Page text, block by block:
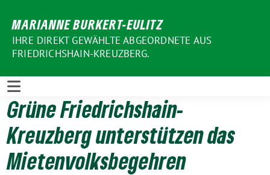
zum
Inhalt
MARIANNE BURKERT-EULITZ
IHRE DIREKT GEWÄHLTE ABGEORDNETE AUS
FRIEDRICHSHAIN-KREUZBERG.
Grüne Friedrichshain­-
Kreuzberg unterstützen das
Mietenvolksbegehren